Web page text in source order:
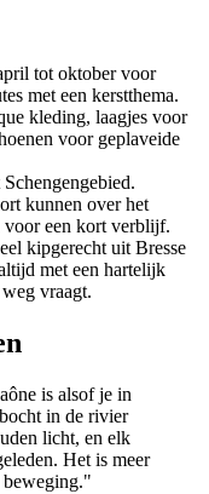
tot oktober voor
met een kerstthema.
kleding, laagjes voor
voor geplaveide
kunnen over het
voor een kort verblijf.
kipgerecht uit Bresse
met een hartelijk
vraagt.
is alsof je in
in de rivier
licht, en elk
Het is meer
beweging."